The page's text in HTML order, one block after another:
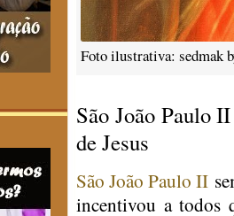
Foto ilustrativa: sedmak
São João Paulo
de Jesus
São João Paulo II
incentivou a todos